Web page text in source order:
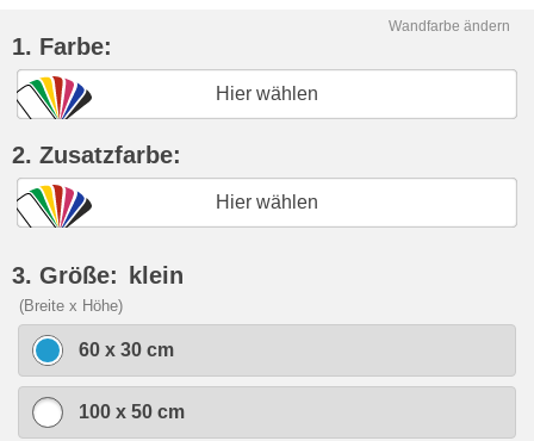
Wandfarbe ändern
1. Farbe:
Hier wählen
2. Zusatzfarbe:
Hier wählen
3. Größe: klein
(Breite x Höhe)
60 x 30 cm
100 x 50 cm